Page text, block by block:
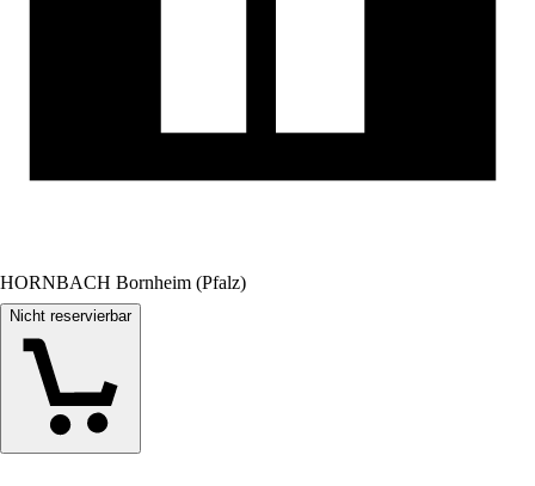
HORNBACH Bornheim (Pfalz)
Nicht reservierbar